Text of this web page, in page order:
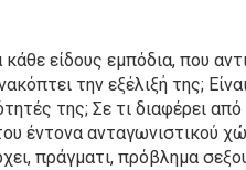
είδους εμπόδια, που
την εξέλιξή της;
της; Σε τι διαφέρει
έντονα ανταγωνιστικού
πράγματι, πρόβλημα